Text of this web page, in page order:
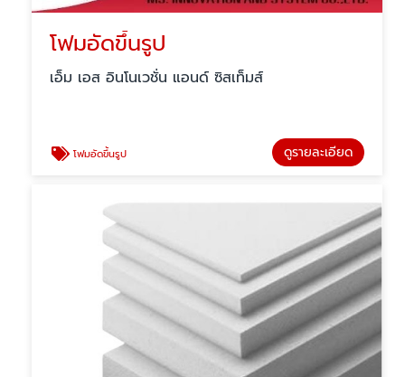
โฟมอัดขึ้นรูป
เอ็ม เอส อินโนเวชั่น แอนด์ ซิสเท็มส์
โฟมอัดขึ้นรูป ดูรายละเอียด